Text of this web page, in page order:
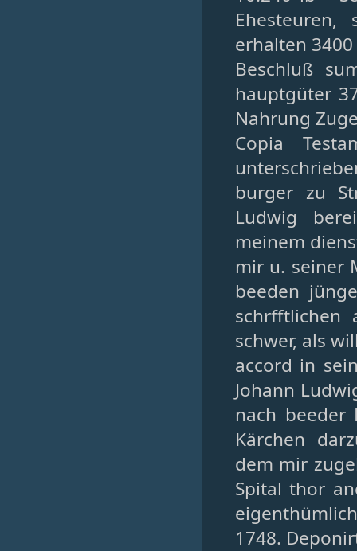
erhalten
Beschluß
hauptgüter
Nahrung
Copia
burger zu
Ludwig
meinem
mir u. seiner
beeden
schwer, als
accord in
Johann
nach beeder
Kärchen
dem mir
Spital thor
1748.